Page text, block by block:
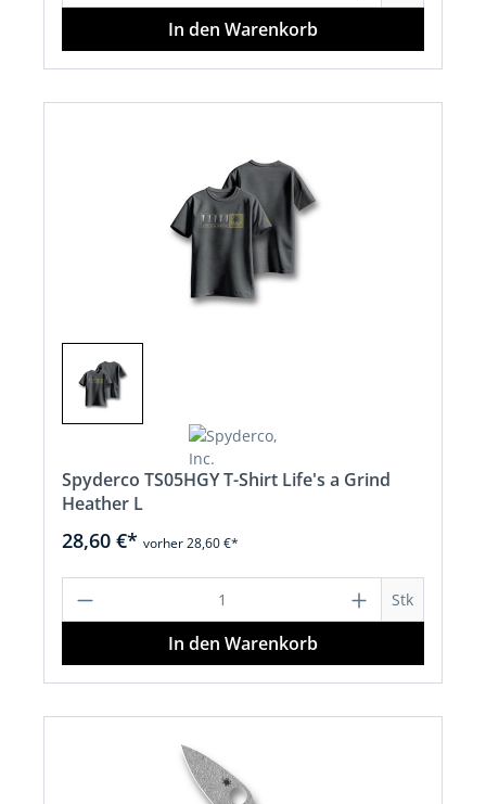
In den Warenkorb
Spyderco TS05HGY T-Shirt Life's a Grind
Heather L
28,60 €* vorher 28,60 €*
Produkt Anzahl: Gib den Stk
In den Warenkorb